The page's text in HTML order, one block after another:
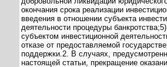
окончания срока реализации
введения в отношении субъекта
деятельности процедуры банкротства;
субъектом инвестиционной
отказе от предоставляемой
поддержки.2. В случаях,
настоящей статьи, прекращение